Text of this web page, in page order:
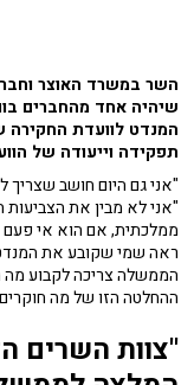
השר במשרד האוצר וחבר
שיהיה אחד מהחברים
תפקידה וייעודה של
"אני גם היום חושב
"אני לא מבין את
ממלכתית, אם הוא אי
ראה שמי שקובע את
הממשלה צריכה לקבוע
ההחלטה הזו של מה
"צוות השרים